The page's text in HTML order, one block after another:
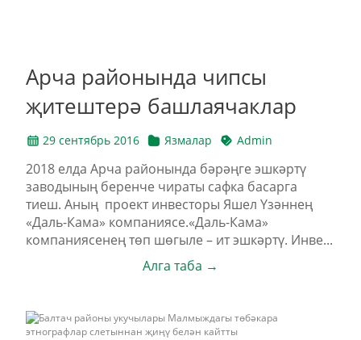
Арча районында чипсы
җитештерә башлаячаклар
29 сентябрь 2016 Язмалар Admin
2018 елда Арча районында бәрәңге эшкәртү
заводының беренче чираты сафка басарга
тиеш. Аның проект инвесторы Яшел Үзәннең
«Даль-Кама» компаниясе.«Даль-Кама»
компаниясенең төп шөгыле – ит эшкәртү. Инве...
Алга таба →